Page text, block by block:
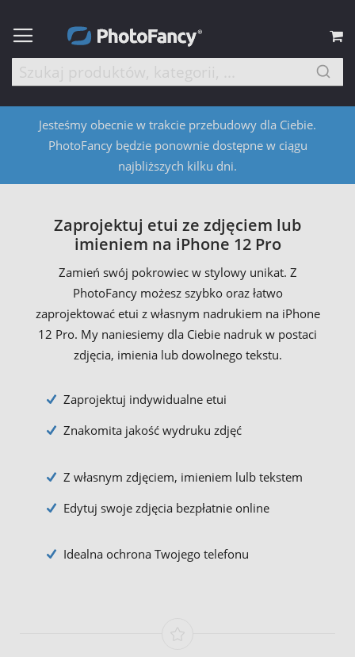
Jesteśmy obecnie w trakcie przebudowy dla Ciebie.
PhotoFancy będzie ponownie dostępne w ciągu
najbliższych kilku dni.
Zaprojektuj etui ze zdjęciem lub
imieniem na iPhone 12 Pro
Zamień swój pokrowiec w stylowy unikat. Z
PhotoFancy możesz szybko oraz łatwo
zaprojektować etui z własnym nadrukiem na iPhone
12 Pro. My naniesiemy dla Ciebie nadruk w postaci
zdjęcia, imienia lub dowolnego tekstu.
Zaprojektuj indywidualne etui
Znakomita jakość wydruku zdjęć
Z własnym zdjęciem, imieniem lulb tekstem
Edytuj swoje zdjęcia bezpłatnie online
Idealna ochrona Twojego telefonu